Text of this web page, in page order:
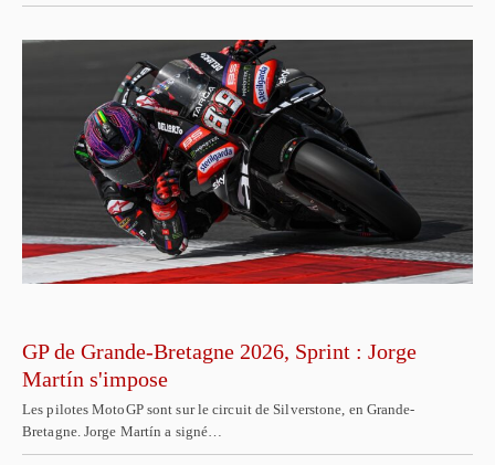
GP de Grande-Bretagne 2026, Sprint : Jorge
Martín s'impose
Les pilotes MotoGP sont sur le circuit de Silverstone, en Grande-
Bretagne. Jorge Martín a signé…